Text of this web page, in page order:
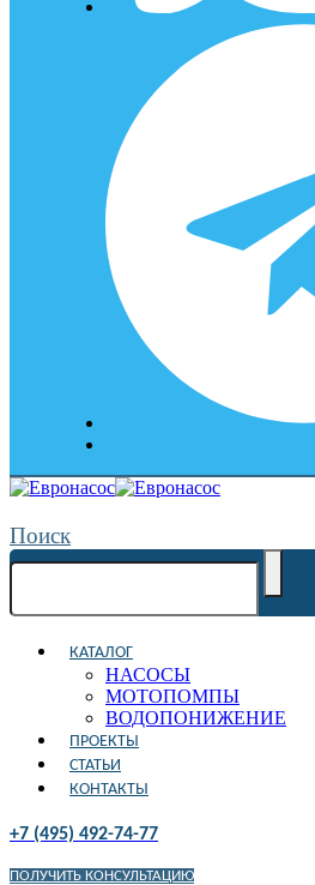
Поиск
КАТАЛОГ
НАСОСЫ
МОТОПОМПЫ
ВОДОПОНИЖЕНИЕ
ПРОЕКТЫ
СТАТЬИ
КОНТАКТЫ
+7 (495) 492-74-77
ПОЛУЧИТЬ КОНСУЛЬТАЦИЮ